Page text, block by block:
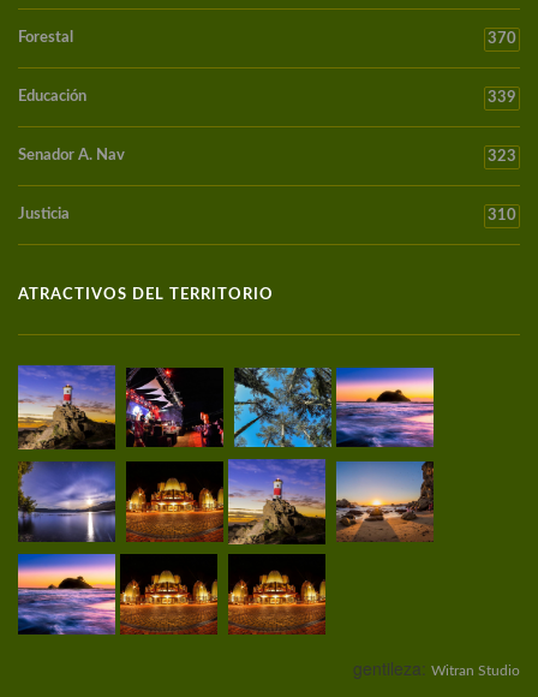
Forestal 370
Educación 339
Senador A. Nav 323
Justicia 310
ATRACTIVOS DEL TERRITORIO
gentileza: Witran Studio